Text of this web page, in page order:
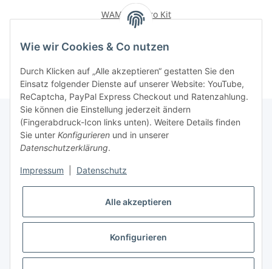
WAMkey Intro Kit
295,00 €
Rechtliche Hinweise
Produktinformationen
* Alle Preise zzgl. gesetzlicher USt., zzgl.Versand
Wie wir Cookies & Co nutzen
Durch Klicken auf „Alle akzeptieren“ gestatten Sie den
Einsatz folgender Dienste auf unserer Website: YouTube,
ReCaptcha, PayPal Express Checkout und Ratenzahlung.
Sie können die Einstellung jederzeit ändern
(Fingerabdruck-Icon links unten). Weitere Details finden
Sie unter Konfigurieren und in unserer
Datenschutzerklärung.
Impressum Datenschutz
Alle akzeptieren
Konfigurieren